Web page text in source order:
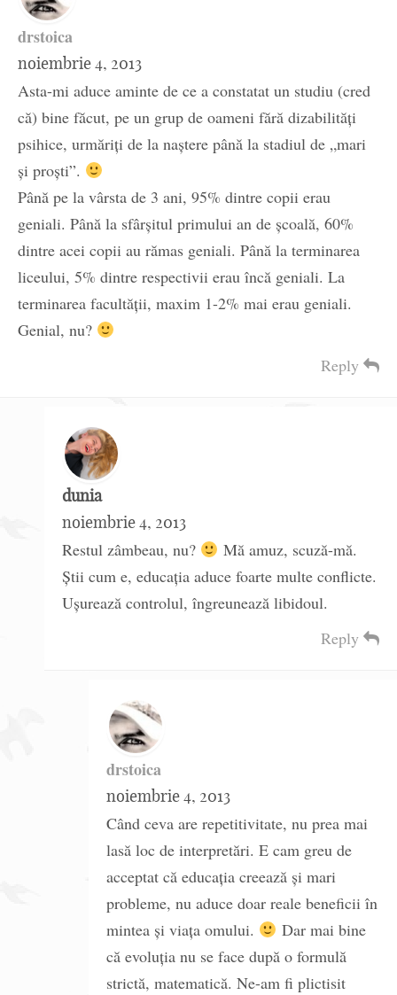
drstoica
noiembrie 4, 2013
Asta-mi aduce aminte de ce a constatat un studiu (cred
că) bine făcut, pe un grup de oameni fără dizabilități
psihice, urmăriți de la naștere până la stadiul de „mari
și proști”.
Până pe la vârsta de 3 ani, 95% dintre copii erau
geniali. Până la sfârșitul primului an de școală, 60%
dintre acei copii au rămas geniali. Până la terminarea
liceului, 5% dintre respectivii erau încă geniali. La
terminarea facultății, maxim 1-2% mai erau geniali.
Genial, nu?
Reply
dunia
noiembrie 4, 2013
Restul zâmbeau, nu?
Mă amuz, scuză-mă.
Știi cum e, educația aduce foarte multe conflicte.
Ușurează controlul, îngreunează libidoul.
Reply
drstoica
noiembrie 4, 2013
Când ceva are repetitivitate, nu prea mai
lasă loc de interpretări. E cam greu de
acceptat că educația creează și mari
probleme, nu aduce doar reale beneficii în
mintea și viața omului.
Dar mai bine
că evoluția nu se face după o formulă
strictă, matematică. Ne-am fi plictisit